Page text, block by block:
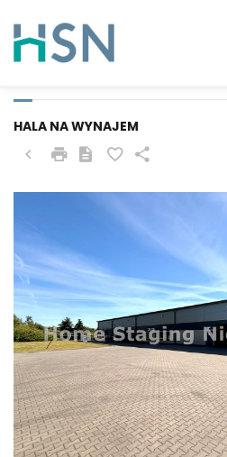
DOBRA
MIERZYN
HALA NA WYNAJEM